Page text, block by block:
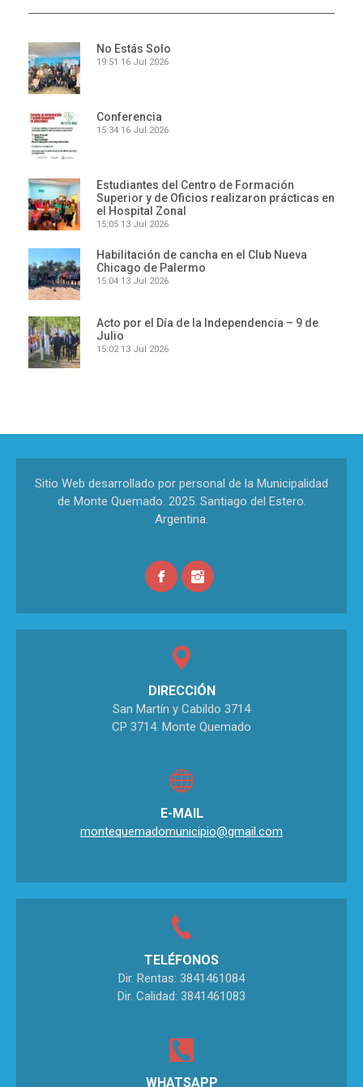
No Estás Solo
19:51 16 Jul 2026
Conferencia
15:34 16 Jul 2026
Estudiantes del Centro de Formación
Superior y de Oficios realizaron prácticas en
el Hospital Zonal
15:05 13 Jul 2026
Habilitación de cancha en el Club Nueva
Chicago de Palermo
15:04 13 Jul 2026
Acto por el Día de la Independencia – 9 de
Julio
15:02 13 Jul 2026
Sitio Web desarrollado por personal de la Municipalidad
de Monte Quemado. 2025. Santiago del Estero.
Argentina.
DIRECCIÓN
San Martín y Cabildo 3714
CP 3714. Monte Quemado
E-MAIL
montequemadomunicipio@gmail.com
TELÉFONOS
Dir. Rentas: 3841461084
Dir. Calidad: 3841461083
WHATSAPP